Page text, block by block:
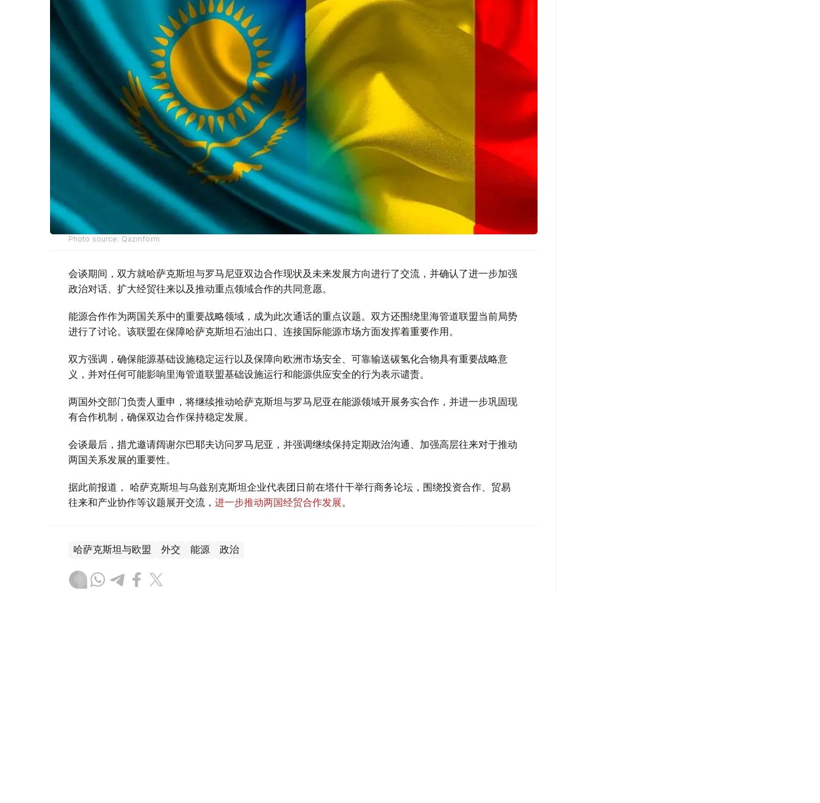
Photo source: Qazinform
会谈期间，双方就哈萨克斯坦与罗马尼亚双边合作现状及未来发展方向进行了交流，并确认了进一步加强
政治对话、扩大经贸往来以及推动重点领域合作的共同意愿。
能源合作作为两国关系中的重要战略领域，成为此次通话的重点议题。双方还围绕里海管道联盟当前局势
进行了讨论。该联盟在保障哈萨克斯坦石油出口、连接国际能源市场方面发挥着重要作用。
双方强调，确保能源基础设施稳定运行以及保障向欧洲市场安全、可靠输送碳氢化合物具有重要战略意
义，并对任何可能影响里海管道联盟基础设施运行和能源供应安全的行为表示谴责。
两国外交部门负责人重申，将继续推动哈萨克斯坦与罗马尼亚在能源领域开展务实合作，并进一步巩固现
有合作机制，确保双边合作保持稳定发展。
会谈最后，措尤邀请阔谢尔巴耶夫访问罗马尼亚，并强调继续保持定期政治沟通、加强高层往来对于推动
两国关系发展的重要性。
据此前报道， 哈萨克斯坦与乌兹别克斯坦企业代表团日前在塔什干举行商务论坛，围绕投资合作、贸易
往来和产业协作等议题展开交流， 进一步推动两国经贸合作发展。
哈萨克斯坦与欧盟 外交 能源 政治